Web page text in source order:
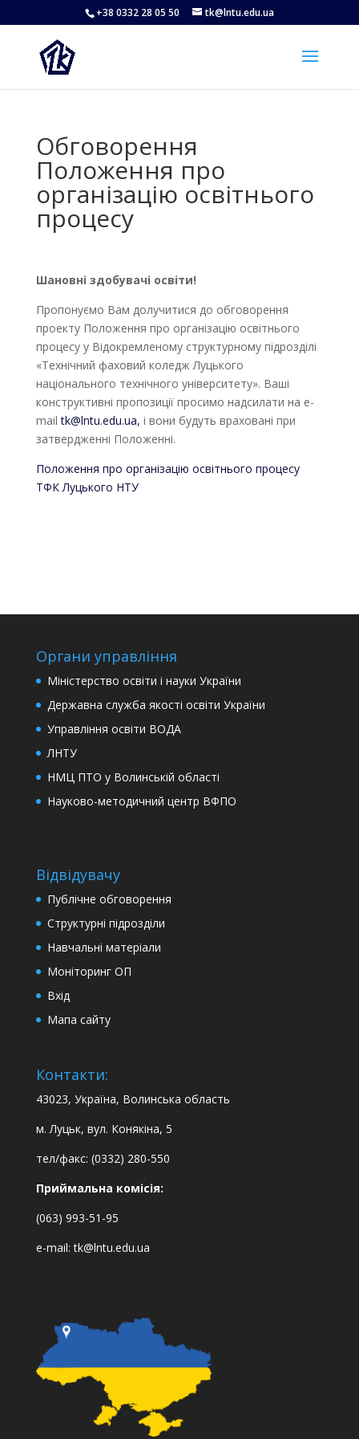
+38 0332 28 05 50 tk@lntu.edu.ua
Обговорення
Положення про
організацію освітнього
процесу
Шановні здобувачі освіти!
Пропонуємо Вам долучитися до обговорення
проекту Положення про організацію освітнього
процесу у Відокремленому структурному підрозділі
«Технічний фаховий коледж Луцького
національного технічного університету». Ваші
конструктивні пропозиції просимо надсилати на e-
mailtk@lntu.edu.ua, і вони будуть враховані при
затвердженні Положенні.
Положення про організацію освітнього процесу
ТФК Луцького НТУ
Органи управління
Міністерство освіти і науки України
Державна служба якості освіти України
Управління освіти ВОДА
ЛНТУ
НМЦ ПТО у Волинській області
Науково-методичний центр ВФПО
Відвідувачу
Публічне обговорення
Структурні підрозділи
Навчальні матеріали
Моніторинг ОП
Вхід
Мапа сайту
Контакти:
43023, Україна, Волинська область
м. Луцьк, вул. Конякіна, 5
тел/факс: (0332) 280-550
Приймальна комісія:
(063) 993-51-95
e-mail:tk@lntu.edu.ua